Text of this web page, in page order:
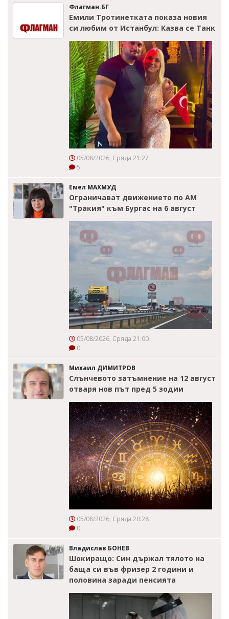
Флагман.БГ
Емили Тротинетката показа новия
си любим от Истанбул: Казва се Танк
05/08/2026, Сряда 21:27
5
Емел МАХМУД
Ограничават движението по АМ
"Тракия" към Бургас на 6 август
05/08/2026, Сряда 21:00
0
Михаил ДИМИТРОВ
Слънчевото затъмнение на 12 август
отваря нов път пред 5 зодии
05/08/2026, Сряда 20:28
0
Владислав БОНЕВ
Шокиращо: Син държал тялото на
баща си във фризер 2 години и
половина заради пенсията